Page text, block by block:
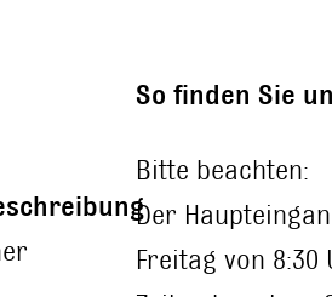
So finden Sie
Bitte beachten:
Der
Freitag von